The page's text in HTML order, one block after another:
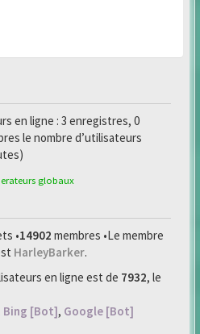
en ligne : 3 enregistres, 0
le nombre d’utilisateurs
globaux
•14902 membres •Le membre
HarleyBarker.
en ligne est de 7932, le
Bing [Bot], Google [Bot]